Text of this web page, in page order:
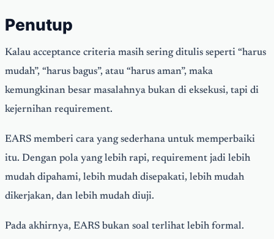
Penutup
Kalau acceptance criteria masih sering ditulis seperti “harus
mudah”, “harus bagus”, atau “harus aman”, maka
kemungkinan besar masalahnya bukan di eksekusi, tapi di
kejernihan requirement.
EARS memberi cara yang sederhana untuk memperbaiki
itu. Dengan pola yang lebih rapi, requirement jadi lebih
mudah dipahami, lebih mudah disepakati, lebih mudah
dikerjakan, dan lebih mudah diuji.
Pada akhirnya, EARS bukan soal terlihat lebih formal.